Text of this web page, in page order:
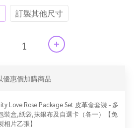
訂製其他尺寸
優惠價加購商品
Love Rose Package Set 皮革盒套裝 - 多
裝盒,紙袋,抹銀布及自選卡（各一）【免
相片乙張】